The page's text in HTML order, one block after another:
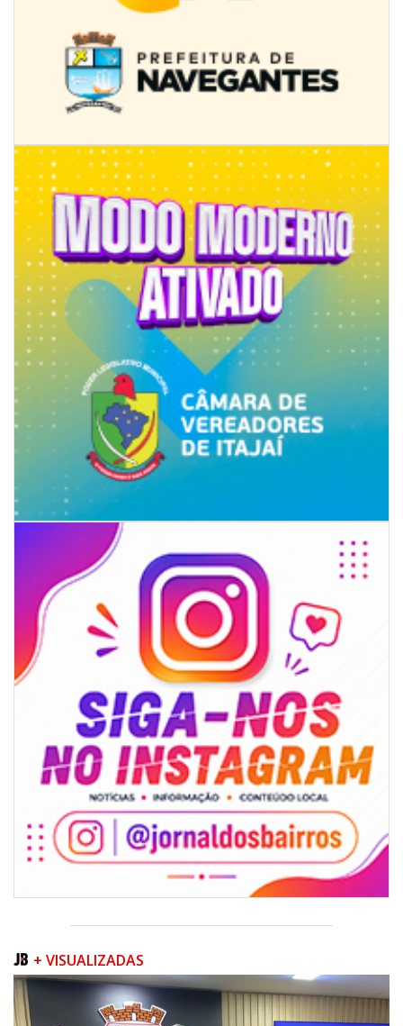
08/08/2026 | 07:00
8º Capoezade promove semana de oficinas gratuitas e atividades
culturais em Itajaí
GERAL
08/08/2026 | 07:00
Univali e Câmara de Vereadores de Itajaí reúnem especialistas para
discutir políticas públicas e inovação
BALNEÁRIO CAMBORIÚ
08/08/2026 | 07:00
+ VISUALIZADAS